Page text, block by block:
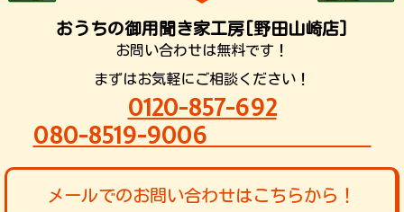
おうちの御用聞き家工房[野田山崎店]
お問い合わせは無料です！
まずはお気軽にご相談ください！
0120-857-692
080-8519-9006
メールでのお問い合わせはこちらから！